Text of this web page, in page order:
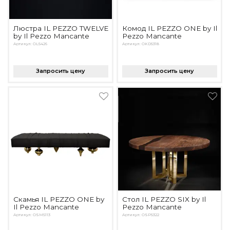
Мебель
Консоли
Мебель по назначению
Производство мебели на заказ Romatti
Шкафы и гардеробные на заказ
Мебель для ванной
Люстра IL PEZZO TWELVE
by Il Pezzo Mancante
Артикул: OL5426
Запросить цену
Комод IL PEZZO ONE by Il
Pezzo Mancante
Артикул: OKD5318
Запросить цену
Скамья IL PEZZO ONE by
Il Pezzo Mancante
Артикул: OSM5113
Стол IL PEZZO SIX by Il
Pezzo Mancante
Артикул: OSP5322